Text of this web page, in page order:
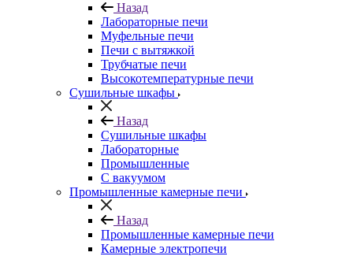
Назад
Лабораторные печи
Муфельные печи
Печи с вытяжкой
Трубчатые печи
Высокотемпературные печи
Сушильные шкафы
Назад
Сушильные шкафы
Лабораторные
Промышленные
С вакуумом
Промышленные камерные печи
Назад
Промышленные камерные печи
Камерные электропечи